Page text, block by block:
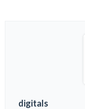
digitals